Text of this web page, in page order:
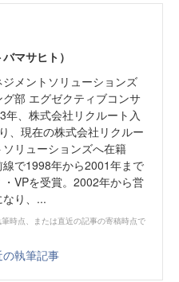
マサヒト）
ジメントソリューションズ
部 エグゼクティブコンサ
年、株式会社リクルート入
、現在の株式会社リクルー
ソリューションズへ在籍
線で1998年から2001年まで
VPを受賞。2002年から営
り、...
時点、または直近の記事の寄稿時点で
執筆記事